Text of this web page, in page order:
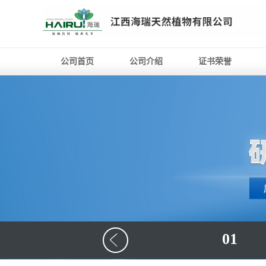
公司首页 公司介绍 证书荣誉
01